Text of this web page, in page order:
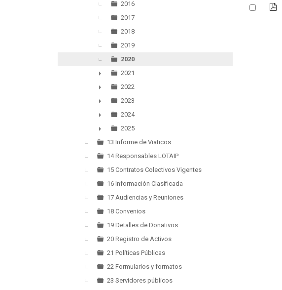
2016
2017
2018
2019
2020
►
2021
►
2022
►
2023
►
2024
►
2025
13 Informe de Viaticos
14 Responsables LOTAIP
15 Contratos Colectivos Vigentes
16 Información Clasificada
17 Audiencias y Reuniones
18 Convenios
19 Detalles de Donativos
20 Registro de Activos
21 Políticas Públicas
22 Formularios y formatos
23 Servidores públicos
item
Select